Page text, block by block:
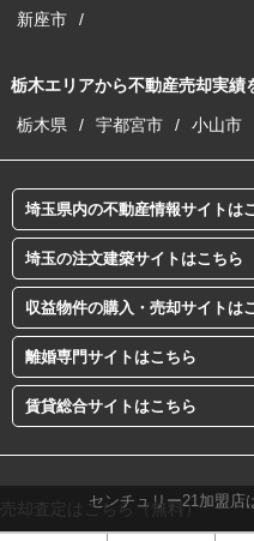
新座市
栃木エリアから不動産売却実績
栃木県 宇都宮市 小山市
埼玉県内の不動産情報サイトは
埼玉の注文建築サイトはこちら
収益物件の購入・売却サイトは
離婚専門サイトはこちら
賃貸総合サイトはこちら
センチュリー21加盟店
売却査定はこちら（無料）